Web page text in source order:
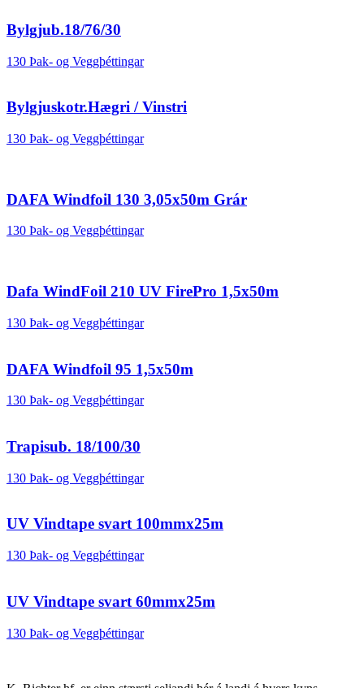
Bylgjub.18/76/30
130 Þak- og Veggþéttingar
Bylgjuskotr.Hægri / Vinstri
130 Þak- og Veggþéttingar
DAFA Windfoil 130 3,05x50m Grár
130 Þak- og Veggþéttingar
Dafa WindFoil 210 UV FirePro 1,5x50m
130 Þak- og Veggþéttingar
DAFA Windfoil 95 1,5x50m
130 Þak- og Veggþéttingar
Trapisub. 18/100/30
130 Þak- og Veggþéttingar
UV Vindtape svart 100mmx25m
130 Þak- og Veggþéttingar
UV Vindtape svart 60mmx25m
130 Þak- og Veggþéttingar